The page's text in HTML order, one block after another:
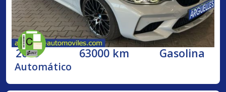
2019 63000 km Gasolina
Automático